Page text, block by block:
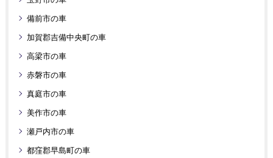
備前市の車
加賀郡吉備中央町の車
高梁市の車
赤磐市の車
真庭市の車
美作市の車
瀬戸内市の車
都窪郡早島町の車